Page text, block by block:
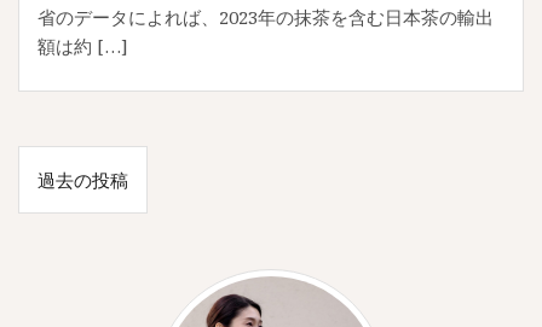
省のデータによれば、2023年の抹茶を含む日本茶の輸出
額は約 […]
投
稿過去の投稿